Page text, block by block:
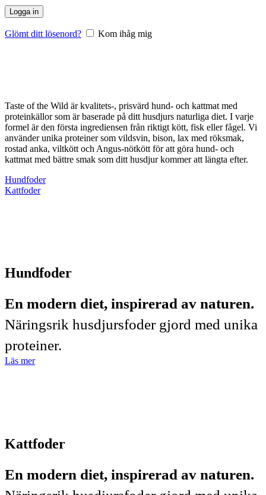
Logga in
Glömt ditt lösenord? Kom ihåg mig
Taste of the Wild är kvalitets-, prisvärd hund- och kattmat med
proteinkällor som är baserade på ditt husdjurs naturliga diet. I varje
formel är den första ingrediensen från riktigt kött, fisk eller fågel. Vi
använder unika proteiner som vildsvin, bison, lax med röksmak,
rostad anka, viltkött och Angus-nötkött för att göra hund- och
kattmat med bättre smak som ditt husdjur kommer att längta efter.
Hundfoder
Kattfoder
Hundfoder
En modern diet, inspirerad av naturen.
Näringsrik husdjursfoder gjord med unika
proteiner.
Läs mer
Kattfoder
En modern diet, inspirerad av naturen.